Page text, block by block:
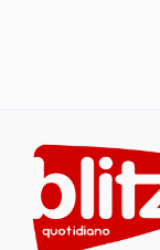
content